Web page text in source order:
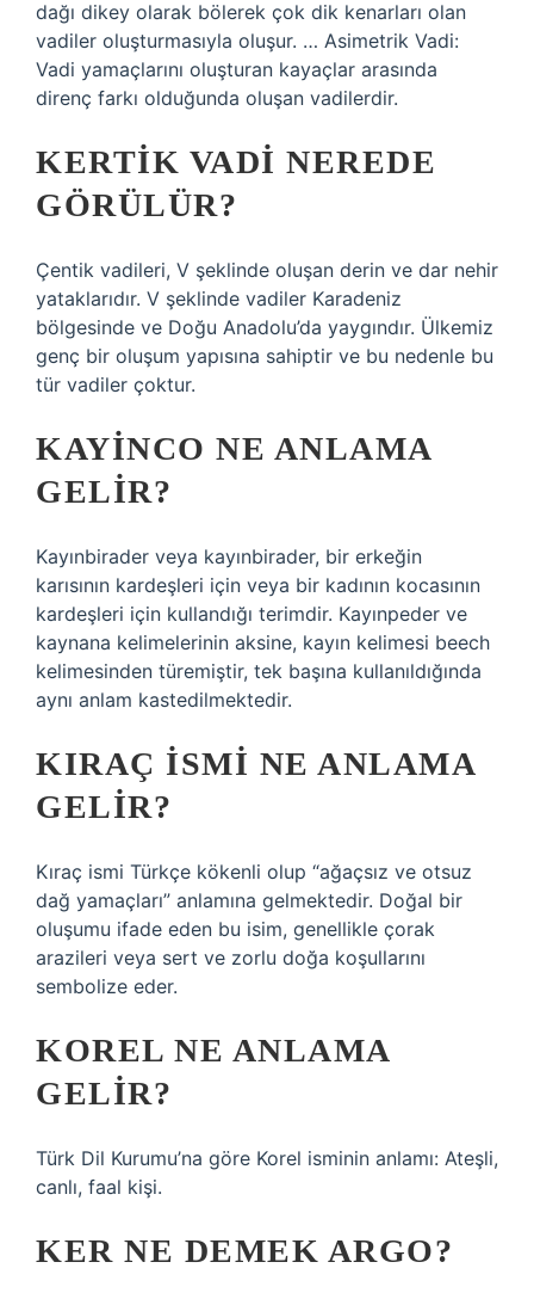
dağı dikey olarak bölerek çok dik kenarları olan
vadiler oluşturmasıyla oluşur. … Asimetrik Vadi:
Vadi yamaçlarını oluşturan kayaçlar arasında
direnç farkı olduğunda oluşan vadilerdir.
KERTIK VADI NEREDE
GÖRÜLÜR?
Çentik vadileri, V şeklinde oluşan derin ve dar nehir
yataklarıdır. V şeklinde vadiler Karadeniz
bölgesinde ve Doğu Anadolu’da yaygındır. Ülkemiz
genç bir oluşum yapısına sahiptir ve bu nedenle bu
tür vadiler çoktur.
KAYINCO NE ANLAMA
GELIR?
Kayınbirader veya kayınbirader, bir erkeğin
karısının kardeşleri için veya bir kadının kocasının
kardeşleri için kullandığı terimdir. Kayınpeder ve
kaynana kelimelerinin aksine, kayın kelimesi beech
kelimesinden türemiştir, tek başına kullanıldığında
aynı anlam kastedilmektedir.
KIRAÇ ISMI NE ANLAMA
GELIR?
Kıraç ismi Türkçe kökenli olup “ağaçsız ve otsuz
dağ yamaçları” anlamına gelmektedir. Doğal bir
oluşumu ifade eden bu isim, genellikle çorak
arazileri veya sert ve zorlu doğa koşullarını
sembolize eder.
KOREL NE ANLAMA
GELIR?
Türk Dil Kurumu’na göre Korel isminin anlamı: Ateşli,
canlı, faal kişi.
KER NE DEMEK ARGO?